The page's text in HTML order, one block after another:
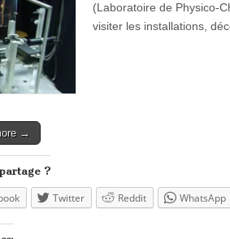
(Laboratoire de Physico-
visiter les installations,
→
?
Twitter Reddit WhatsApp